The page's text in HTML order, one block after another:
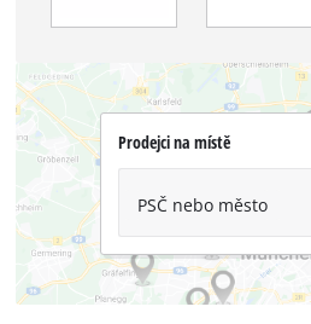
Prodejci na místě
PSČ nebo město